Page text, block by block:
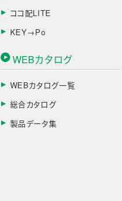
ココ配LITE
KEY→Po
WEBカタログ
WEBカタログ一覧
総合カタログ
製品データ集